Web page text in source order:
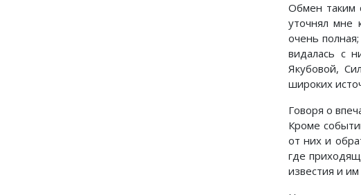
Обмен таким
уточнял мне
очень
видалась с
Якубовой,
широких
Говоря о
Кроме
от них и
где
известия и